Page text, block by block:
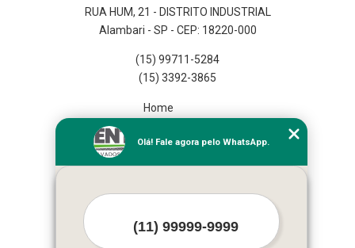
RUA HUM, 21 - DISTRITO INDUSTRIAL
Alambari - SP - CEP: 18220-000
(15) 99711-5284
(15) 3392-3865
Home
Missão
Serviços
Olá! Fale agora pelo WhatsApp.